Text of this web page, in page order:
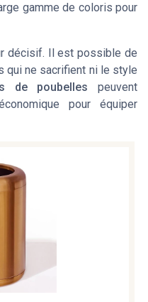
gamme de coloris pour
décisif. Il est possible de
qui ne sacrifient ni le style
de poubelles peuvent
pour équiper